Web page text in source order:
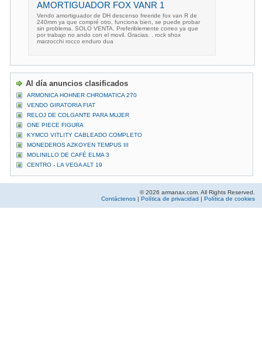
AMORTIGUADOR FOX VANR 1
Vendo amortiguador de DH descenso freeride fox van R de
240mm ya que compré otro, funciona bien, se puede probar
sin problema. SOLO VENTA. Preferiblemente correo ya que
por trabajo no ando con el movil. Gracias. . rock shox
marzocchi rocco enduro dua
Al día anuncios clasificados
ARMONICA HOHNER CHROMATICA 270
VENDO GIRATORIA FIAT
RELOJ DE COLGANTE PARA MUJER
ONE PIECE FIGURA
KYMCO VITLITY CABLEADO COMPLETO
MONEDEROS AZKOYEN TEMPUS III
MOLINILLO DE CAFÉ ELMA 3
CENTRO - LA VEGA ALT 19
© 2026 armanax.com. All Rights Reserved.
Contáctenos | Política de privacidad | Política de cookies